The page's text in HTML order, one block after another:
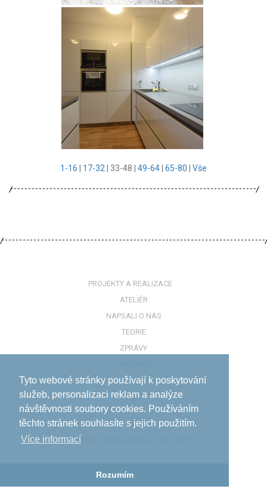
Tyto webové stránky používají k poskytování
služeb, personalizaci reklam a analýze
návštěvnosti soubory cookies. Používáním
těchto stránek souhlasíte s jejich použitím.
Více informací­
Rozumím
1-16 17-32 33-48 49-64 65-80 Vše
PROJEKTY A REALIZACE
ATELIÉR
NAPSALI O NÁS
TEORIE
ZPRÁVY
© 2020, tvorba a provoz: